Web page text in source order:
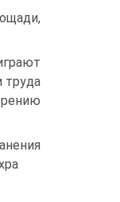
труда